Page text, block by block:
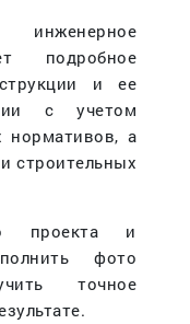
подробное
и ее
с учетом
нормативов, а
строительных
проекта и
фото
точное